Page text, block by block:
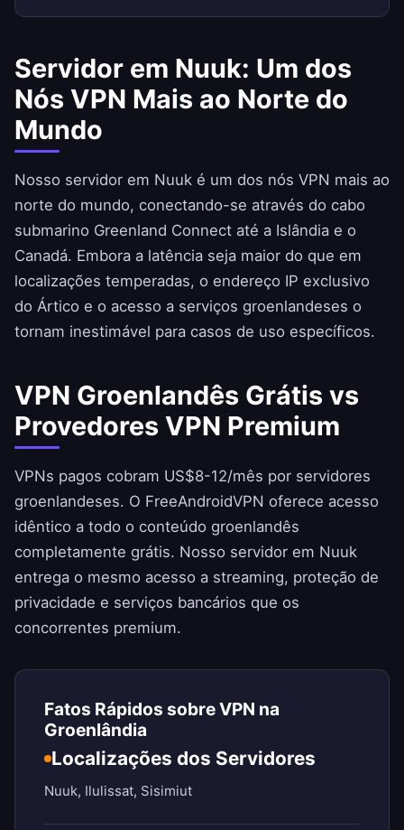
Servidor em Nuuk: Um dos
Nós VPN Mais ao Norte do
Mundo
Nosso servidor em Nuuk é um dos nós VPN mais ao
norte do mundo, conectando-se através do cabo
submarino Greenland Connect até a Islândia e o
Canadá. Embora a latência seja maior do que em
localizações temperadas, o endereço IP exclusivo
do Ártico e o acesso a serviços groenlandeses o
tornam inestimável para casos de uso específicos.
VPN Groenlandês Grátis vs
Provedores VPN Premium
VPNs pagos cobram US$8-12/mês por servidores
groenlandeses. O FreeAndroidVPN oferece acesso
idêntico a todo o conteúdo groenlandês
completamente grátis. Nosso servidor em Nuuk
entrega o mesmo acesso a streaming, proteção de
privacidade e serviços bancários que os
concorrentes premium.
Fatos Rápidos sobre VPN na
Groenlândia
Localizações dos Servidores
Nuuk, Ilulissat, Sisimiut